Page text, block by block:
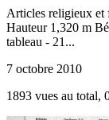
Articles religieux et
Hauteur 1,320 m
tableau - 21...
7 octobre 2010
1893 vues au total,